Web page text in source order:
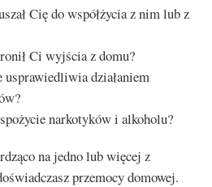
Cię do współżycia z nim lub z
Ci wyjścia z domu?
usprawiedliwia działaniem
narkotyków i alkoholu?
na jedno lub więcej z
przemocy domowej.